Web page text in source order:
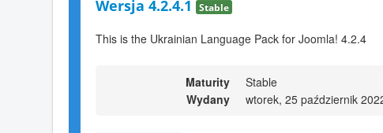
Wersja 4.2.4.1 Stable
This is the Ukrainian Language Pack for Joomla! 4.2.4
Maturity
Stable
Wydany
wtorek, 25 październik